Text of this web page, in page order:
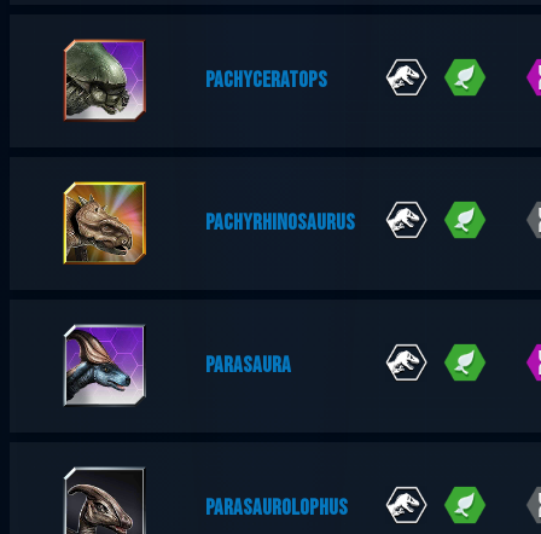
PACHYCERATOPS
PACHYRHINOSAURUS
PARASAURA
PARASAUROLOPHUS